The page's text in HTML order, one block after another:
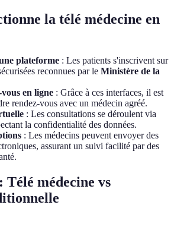
la télé médecine en
plateforme : Les patients s'inscrivent sur
reconnues par le Ministère de la
en ligne : Grâce à ces interfaces, il est
rendez-vous avec un médecin agréé.
: Les consultations se déroulent via
la confidentialité des données.
: Les médecins peuvent envoyer des
assurant un suivi facilité par des
Télé médecine vs